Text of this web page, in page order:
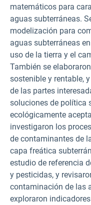
matemáticos para
aguas subterráneas.
modelización para
aguas subterráneas
uso de la tierra y el
También se
sostenible y rentable,
de las partes
soluciones de política
ecológicamente
investigaron los
de contaminantes de
capa freática
estudio de referencia
y pesticidas, y
contaminación de las
exploraron